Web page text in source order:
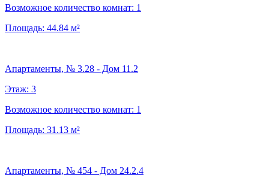
Возможное количество комнат: 1
Площадь: 44.84 м²
Апартаменты, № 3.28 - Дом 11.2
Этаж: 3
Возможное количество комнат: 1
Площадь: 31.13 м²
Апартаменты, № 454 - Дом 24.2.4